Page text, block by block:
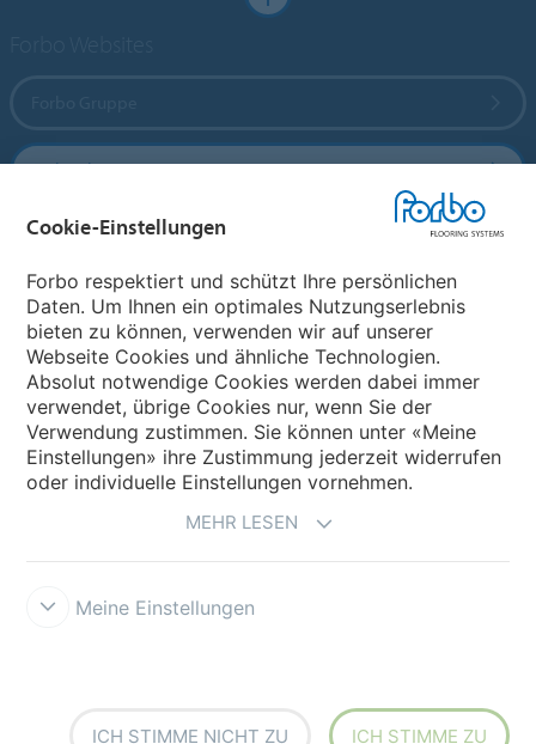
Forbo Flooring Systems
Forbo Movement Systems
Land auswählen
Land auswählen
Cookie-Einstellungen
Forbo respektiert und schützt Ihre persönlichen
Daten. Um Ihnen ein optimales Nutzungserlebnis
bieten zu können, verwenden wir auf unserer
Webseite Cookies und ähnliche Technologien.
Absolut notwendige Cookies werden dabei immer
verwendet, übrige Cookies nur, wenn Sie der
Verwendung zustimmen. Sie können unter «Meine
Einstellungen» ihre Zustimmung jederzeit widerrufen
oder individuelle Einstellungen vornehmen.
MEHR LESEN
Meine Einstellungen
ICH STIMME NICHT ZU ICH STIMME ZU